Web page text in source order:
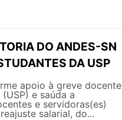
DO ANDES-SN
DA USP
apoio à greve docente
e saúda a
e servidoras(es)
salarial, do...